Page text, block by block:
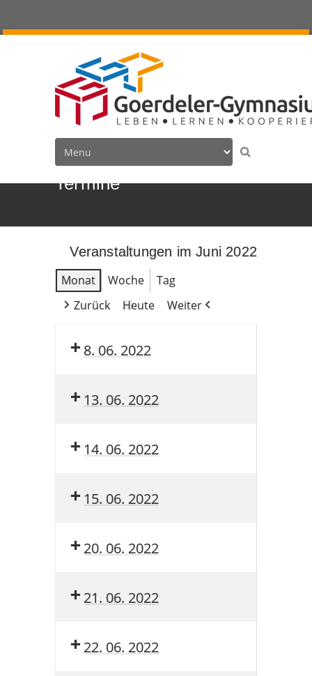
Termine
Veranstaltungen im Juni 2022
Monat
Woche
Tag
Zurück
Heute Weiter
8. 06. 2022
13. 06. 2022
14. 06. 2022
15. 06. 2022
20. 06. 2022
21. 06. 2022
22. 06. 2022